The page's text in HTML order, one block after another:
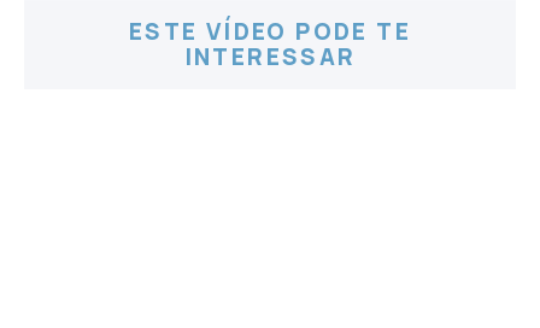
ESTE VÍDEO PODE TE
INTERESSAR